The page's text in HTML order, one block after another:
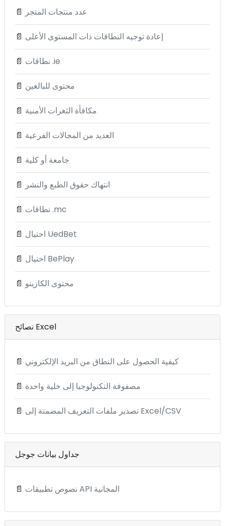
📄 عدد منتجات المتجر
📄 إعادة توجيه النطاقات ذات المستوى الأعلى
📄 نطاقات .ie
📄 محتوى للبالغين
📄 مكافأة الثغرات الأمنية
📄 العديد من المجالات الفرعية
📄 جامعة أو كلية
📄 انتهاك حقوق الطبع والنشر
📄 نطاقات .mc
📄 احتيال UedBet
📄 احتيال BePlay
📄 محتوى الكازينو
نصائح Excel
📄 كيفية الحصول على النطاق من البريد الإلكتروني
📄 مصفوفة التكنولوجيا إلى خلية واحدة
📄 تصدير ملفات التعريف المضمنة إلى Excel/CSV
جداول بيانات جوجل
📄 نصوص تطبيقات API المجانية